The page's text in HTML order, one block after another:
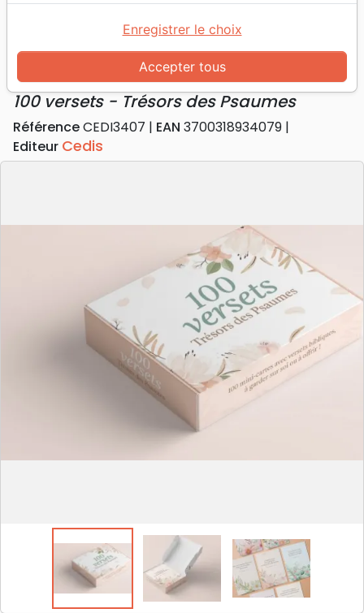
Coffret de 100 mini-cartes - 100 versets - Trésors
Coffret de 100 mini-cartes
100 versets - Trésors des Psaumes
RéférenceCEDI3407 EAN 3700318934079
Editeur Cedis
Accepter tous
Enregistrer le choix